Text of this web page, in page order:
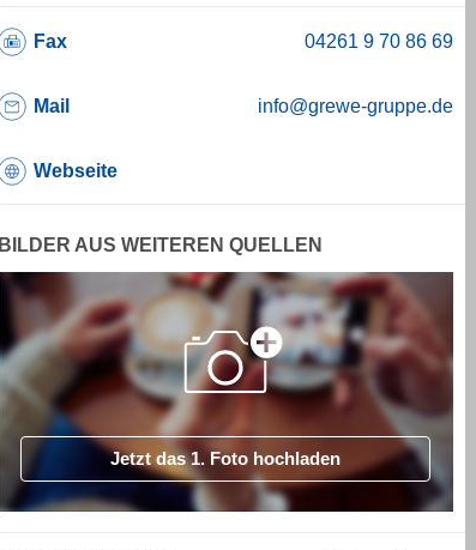
Fax
Mail info@grewe-gruppe.de
Webseite
BILDER AUS WEITEREN QUELLEN
Jetzt das 1. Foto hochladen